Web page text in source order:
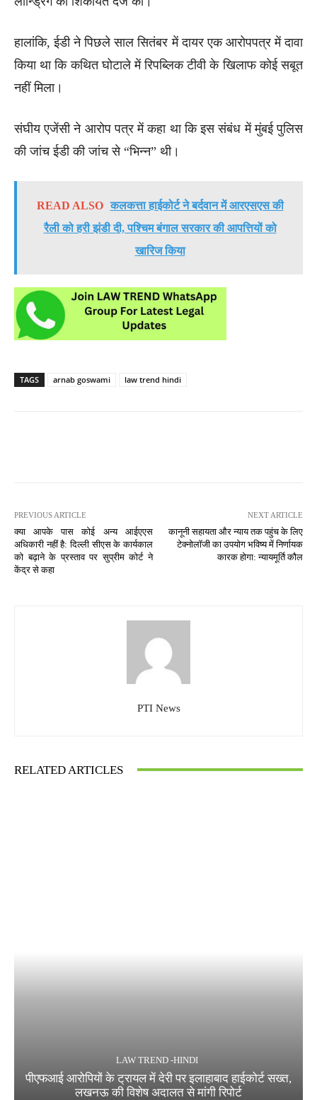
हालांकि, ईडी ने पिछले साल सितंबर में दायर एक आरोपपत्र में दावा
किया था कि कथित घोटाले में रिपब्लिक टीवी के खिलाफ कोई सबूत
नहीं मिला।
संघीय एजेंसी ने आरोप पत्र में कहा था कि इस संबंध में मुंबई पुलिस
की जांच ईडी की जांच से “भिन्न” थी।
READ ALSO कलकत्ता हाईकोर्ट ने बर्दवान में आरएसएस की
रैली को हरी झंडी दी, पश्चिम बंगाल सरकार की आपत्तियों को
खारिज किया
TAGS arnab goswami law trend hindi
PREVIOUS ARTICLE
क्या आपके पास कोई अन्य आईएएस
अधिकारी नहीं है: दिल्ली सीएस के कार्यकाल
को बढ़ाने के प्रस्ताव पर सुप्रीम कोर्ट ने
केंद्र से कहा
NEXT ARTICLE
कानूनी सहायता और न्याय तक पहुंच के लिए
टेक्नोलॉजी का उपयोग भविष्य में निर्णायक
कारक होगा: न्यायमूर्ति कौल
PTI News
RELATED ARTICLES
LAW TREND -HINDI
पीएफआई आरोपियों के ट्रायल में देरी पर इलाहाबाद हाईकोर्ट सख्त,
लखनऊ की विशेष अदालत से मांगी रिपोर्ट